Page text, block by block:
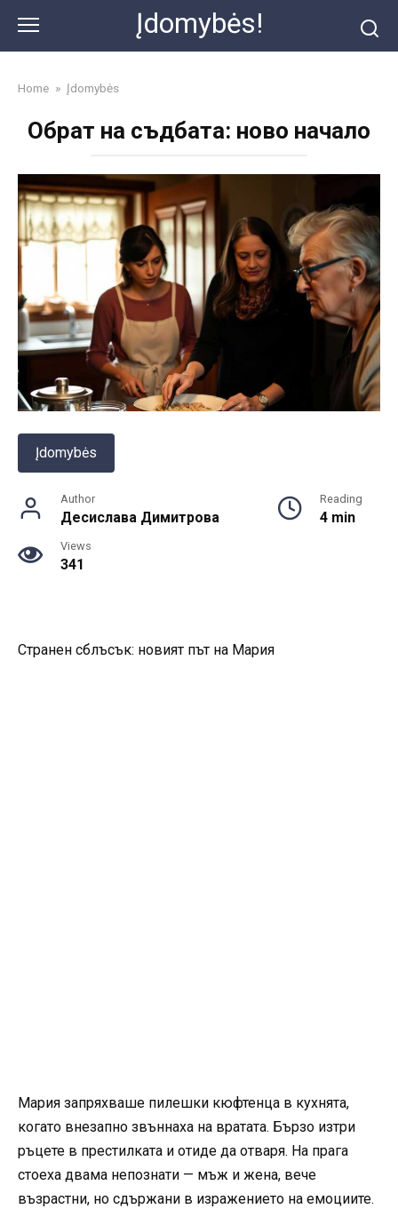
content
Įdomybės!
Home » Įdomybės
Обрат на съдбата: ново начало
Įdomybės
Author
Десислава Димитрова
Reading
4 min
Views
341
Странен сблъсък: новият път на Мария
Мария запряхваше пилешки кюфтенца в кухнята,
когато внезапно звъннаха на вратата. Бързо изтри
ръцете в престилката и отиде да отваря. На прага
стоеха двама непознати — мъж и жена, вече
възрастни, но сдържани в изражението на емоциите.